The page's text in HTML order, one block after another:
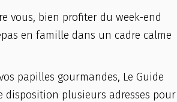
vous, bien profiter du week-end
en famille dans un cadre calme
papilles gourmandes, Le Guide
disposition plusieurs adresses pour